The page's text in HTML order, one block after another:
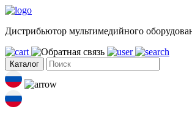
Дистрибьютор мультимедийного
Каталог